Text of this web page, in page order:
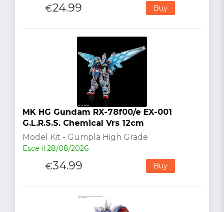
€24.99 Buy
MK HG Gundam RX-78f00/e EX-001
G.L.R.S.S. Chemical Vrs 12cm
Model Kit - Gumpla High Grade
Esce il 28/08/2026
€34.99 Buy